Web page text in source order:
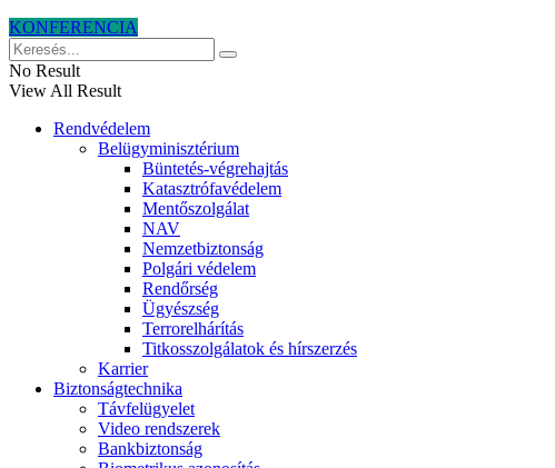
KONFERENCIA
No Result
View All Result
Rendvédelem
Belügyminisztérium
Büntetés-végrehajtás
Katasztrófavédelem
Mentőszolgálat
NAV
Nemzetbiztonság
Polgári védelem
Rendőrség
Ügyészség
Terrorelhárítás
Titkosszolgálatok és hírszerzés
Karrier
Biztonságtechnika
Távfelügyelet
Video rendszerek
Bankbiztonság